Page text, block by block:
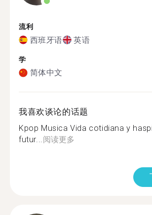
流利
西班牙语 英语
学
简体中文
我喜欢谈论的话题
Kpop Musica Vida cotidiana y
futur...阅读更多